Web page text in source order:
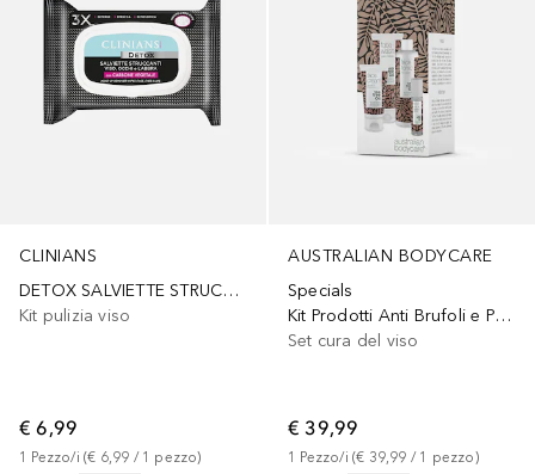
CLINIANS
DETOX SALVIETTE STRUCCANTI
Kit pulizia viso
€ 6,99
1 Pezzo/i (€ 6,99 / 1 pezzo)
AUSTRALIAN BODYCARE
Specials
Kit Prodotti Anti Brufoli e Punti Neri con Tea Tree Oil
Set cura del viso
€ 39,99
1 Pezzo/i (€ 39,99 / 1 pezzo)